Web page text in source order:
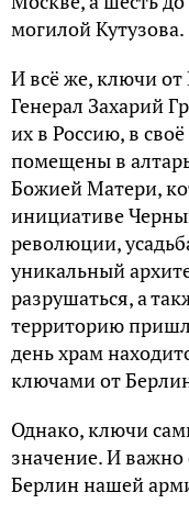
могилой Кутузова.
И всё же, ключи от
Генерал Захарий
их в Россию, в
помещены в
Божией Матери,
инициативе
революции,
уникальный
разрушаться, а
территорию
день храм
ключами от
Однако, ключи
значение. И важно
Берлин нашей